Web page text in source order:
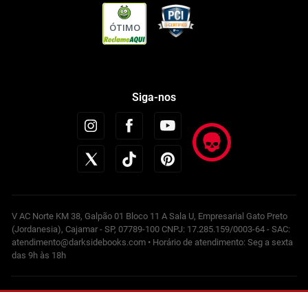
ÓTIMO
Siga-nos
V AC Norte KM 38, Galpão 01 Bloco 11 A Sala U, Empresarial Gato Preto
(Jordanesia), Cajamar - SP, 07789-100 CNPJ: 17.285.159/0003-64 - SAC:
atendimento@darksidebooks.com • Horário de atendimento: Seg a sexta
das 9h às 18h